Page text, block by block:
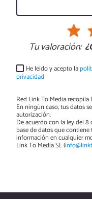
Tu valoración:
He leído y acepto la
privacidad
Red Link To Media
En ningún caso, tus datos
autorización.
De acuerdo con la ley del 8
base de datos que
información en cualquier
Link To Media SL (